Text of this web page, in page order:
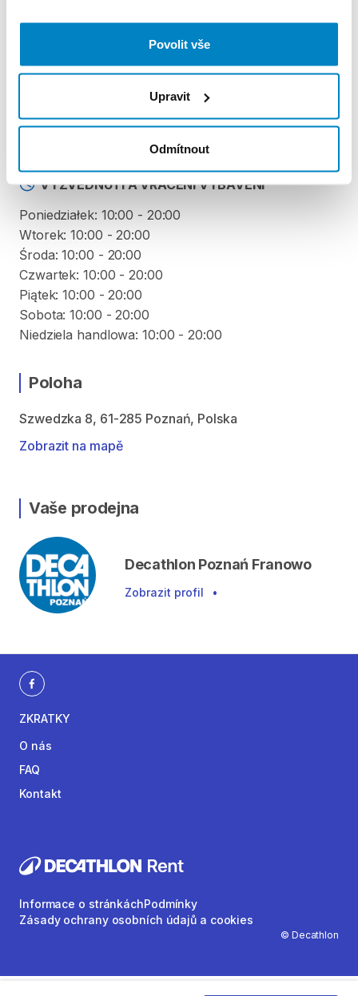
Povolit vše
Upravit
Odmítnout
Podmínky pronájmu
ZÁLOHA A SLEVA Z PŮJČKY
Nie pobieramy kaucji za wypożyczenie tego
produktu
VYZVEDNUTÍ A VRÁCENÍ VYBAVENÍ
Poniedziałek: 10:00 - 20:00
Wtorek: 10:00 - 20:00
Środa: 10:00 - 20:00
Czwartek: 10:00 - 20:00
Piątek: 10:00 - 20:00
Sobota: 10:00 - 20:00
Poloha
Szwedzka 8, 61-285 Poznań, Polska
Zobrazit na mapě
Vaše prodejna
Decathlon Poznań Franowo
Zobrazit profil •
ZKRATKY
O nás
FAQ
Kontakt
© Decathlon
Informace o stránkáchPodmínky
Zásady ochrany osobních údajů a cookies